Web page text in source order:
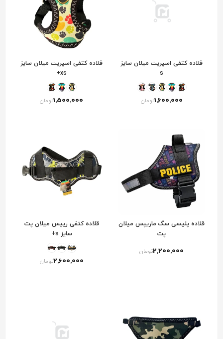
قلاده کتفی اسپریت میلان سایز
s
1٬600٬000تومان
قلاده کتفی اسپریت میلان سایز
xs+
1٬500٬000تومان
قلاده پلیسی سگ ماریپس میلان
پت
2٬200٬000تومان
قلاده کتفی ریپس میلان پت
سایز s+
2٬600٬000تومان